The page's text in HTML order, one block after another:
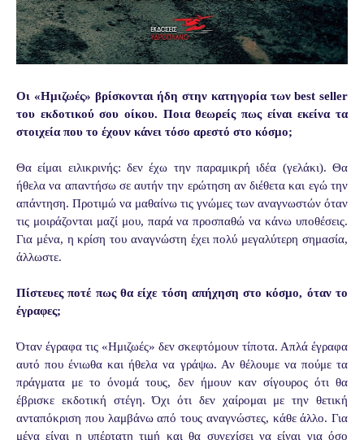
Οι «Ημιζωές» βρίσκονται ήδη στην κατηγορία των best seller
του εκδοτικού σου οίκου. Ποια θεωρείς πως είναι εκείνα τα
στοιχεία που το έχουν κάνει τόσο αρεστό στο κόσμο;
Θα είμαι ειλικρινής: δεν έχω την παραμικρή ιδέα (γελάκι). Θα
ήθελα να απαντήσω σε αυτήν την ερώτηση αν διέθετα και εγώ την
απάντηση. Προτιμώ να μαθαίνω τις γνώμες των αναγνωστών όταν
τις μοιράζονται μαζί μου, παρά να προσπαθώ να κάνω υποθέσεις.
Για μένα, η κρίση του αναγνώστη έχει πολύ μεγαλύτερη σημασία,
άλλωστε.
Πίστευες ποτέ πως θα είχε τόση απήχηση στο κόσμο, όταν το
έγραφες;
Όταν έγραφα τις «Ημιζωές» δεν σκεφτόμουν τίποτα. Απλά έγραφα
αυτό που ένιωθα και ήθελα να γράψω. Αν θέλουμε να πούμε τα
πράγματα με το όνομά τους, δεν ήμουν καν σίγουρος ότι θα
έβρισκε εκδοτική στέγη. Όχι ότι δεν χαίρομαι με την θετική
ανταπόκριση που λαμβάνω από τους αναγνώστες, κάθε άλλο. Για
μένα είναι η υπέρτατη τιμή και θα συνεχίσει να είναι για όσο